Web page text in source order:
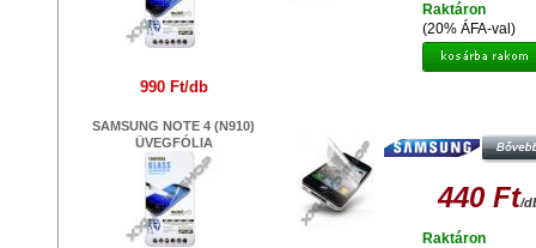
990 Ft/db
SAMSUNG NOTE 4 (N910)
ÜVEGFÓLIA
(20% ÁFA-val)
Raktáron
440 Ft/
Raktáron